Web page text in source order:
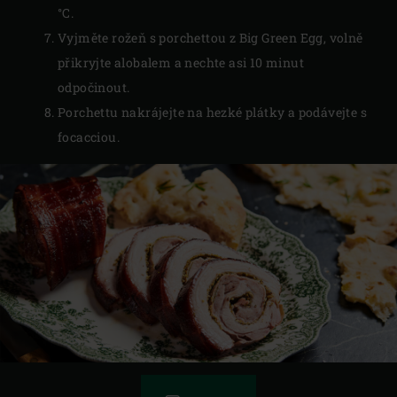
°C.
Vyjměte rožeň s porchettou z Big Green Egg, volně
přikryjte alobalem a nechte asi 10 minut
odpočinout.
Porchettu nakrájejte na hezké plátky a podávejte s
focacciou.